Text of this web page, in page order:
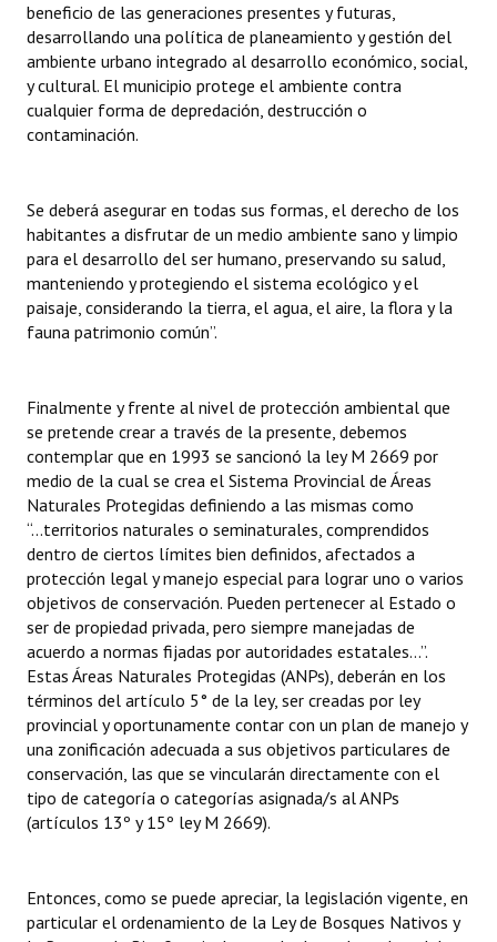
beneficio de las generaciones presentes y futuras,
desarrollando una política de planeamiento y gestión del
ambiente urbano integrado al desarrollo económico, social,
y cultural. El municipio protege el ambiente contra
cualquier forma de depredación, destrucción o
contaminación.
Se deberá asegurar en todas sus formas, el derecho de los
habitantes a disfrutar de un medio ambiente sano y limpio
para el desarrollo del ser humano, preservando su salud,
manteniendo y protegiendo el sistema ecológico y el
paisaje, considerando la tierra, el agua, el aire, la flora y la
fauna patrimonio común”.
Finalmente y frente al nivel de protección ambiental que
se pretende crear a través de la presente, debemos
contemplar que en 1993 se sancionó la ley M 2669 por
medio de la cual se crea el Sistema Provincial de Áreas
Naturales Protegidas definiendo a las mismas como
“...territorios naturales o seminaturales, comprendidos
dentro de ciertos límites bien definidos, afectados a
protección legal y manejo especial para lograr uno o varios
objetivos de conservación. Pueden pertenecer al Estado o
ser de propiedad privada, pero siempre manejadas de
acuerdo a normas fijadas por autoridades estatales...”.
Estas Áreas Naturales Protegidas (ANPs), deberán en los
términos del artículo 5° de la ley, ser creadas por ley
provincial y oportunamente contar con un plan de manejo y
una zonificación adecuada a sus objetivos particulares de
conservación, las que se vincularán directamente con el
tipo de categoría o categorías asignada/s al ANPs
(artículos 13º y 15º ley M 2669).
Entonces, como se puede apreciar, la legislación vigente, en
particular el ordenamiento de la Ley de Bosques Nativos y